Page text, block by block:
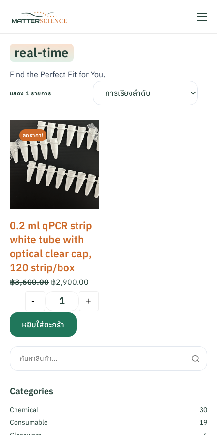
Shop
Promotion
About
real-time
Find the Perfect Fit for You.
แสดง 1 รายการ
ลดราคา!
0.2 ml qPCR strip
white tube with
optical clear cap,
120 strip/box
฿3,600.00 ฿2,900.00
- +
หยิบใส่ตะกร้า
Categories
Chemical
30
Consumable
19